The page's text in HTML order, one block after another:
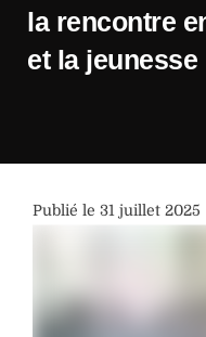
la rencontre
et la jeunesse
Publié le 31 juillet 2025